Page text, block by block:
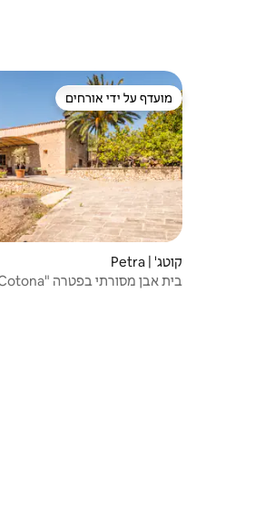
מועדף על ידי אורחים
מועדף על ידי אורחים
קוטג' | Petra
בית אבן מסורתי בפטרה "Ca Na Cotona"